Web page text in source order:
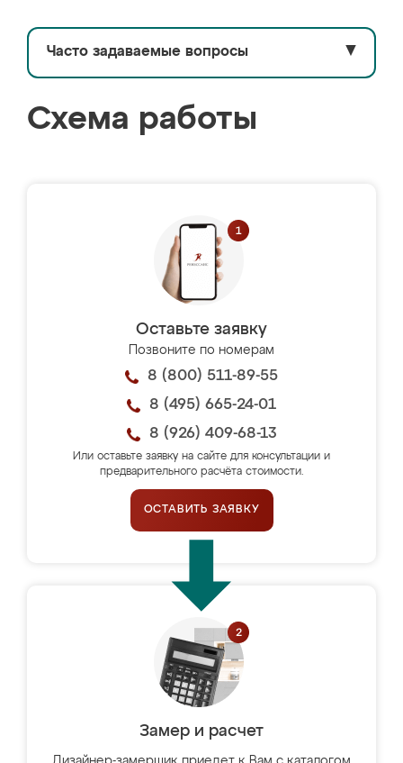
Часто задаваемые вопросы ▼
Схема работы
Оставьте заявку
Позвоните по номерам
8 (800) 511-89-55
8 (495) 665-24-01
8 (926) 409-68-13
Или оставьте заявку на сайте для консультации и
предварительного расчёта стоимости.
ОСТАВИТЬ ЗАЯВКУ
Замер и расчет